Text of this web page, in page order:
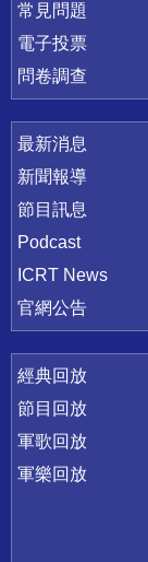
常見問題
電子投票
問卷調查
最新消息
新聞報導
節目訊息
Podcast
ICRT News
官網公告
經典回放
節目回放
軍歌回放
軍樂回放